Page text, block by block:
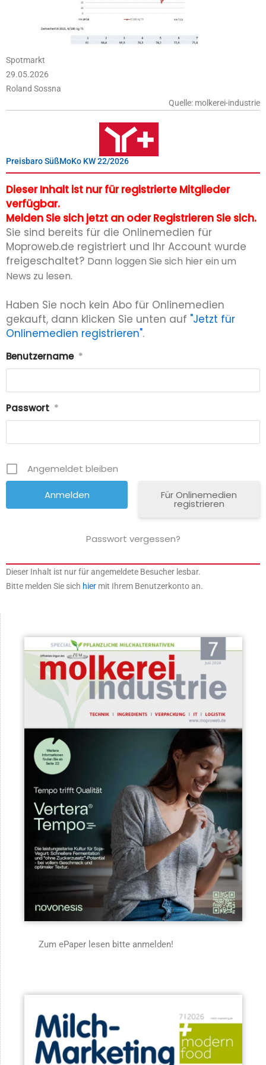
Spotmarkt
29.05.2026
Roland Sossna
Quelle: molkerei-industrie
Preisbaro SüßMoKo KW 22/2026
Dieser Inhalt ist nur für registrierte Mitglieder
verfügbar.
Melden Sie sich jetzt an oder Registrieren Sie sich.
Sie sind bereits für die Onlinemedien für
Moproweb.de registriert und Ihr Account wurde
freigeschaltet? Dann loggen Sie sich hier ein um
News zu lesen.
Haben Sie noch kein Abo für Onlinemedien
gekauft, dann klicken Sie unten auf "Jetzt für
Onlinemedien registrieren".
Benutzername *
Passwort *
Angemeldet bleiben
Für Onlinemedien
registrieren
Passwort vergessen?
Dieser Inhalt ist nur für angemeldete Besucher lesbar.
Bitte melden Sie sich hier mit Ihrem Benutzerkonto an.
Zum ePaper lesen bitte anmelden!